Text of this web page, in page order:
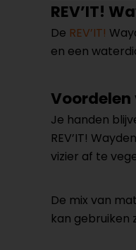
REV’IT!
De REV’IT!
en een
Voordelen
Je handen
REV’IT!
vizier af te
De mix van
kan gebruiken